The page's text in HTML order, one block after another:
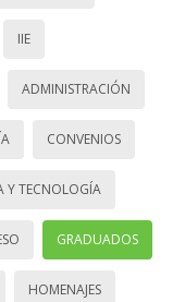
IIE
ADMINISTRACIÓN
CONVENIOS
Y TECNOLOGÍA
GRADUADOS
HOMENAJES